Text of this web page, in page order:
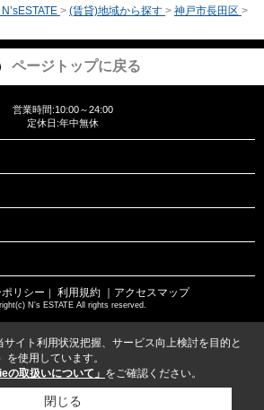
> (賃貸)地域から探す > 神戸市長田区 >
ページトップに戻る
営業時間:10:00～24:00
定休日:年中無休
リシー ｜ 利用規約 ｜アクセスマップ
N's ESTATE All rights reserved.
イト利用状況把握、サービス向上検討を目的と
使用しています。
の取扱いについて」 をご確認ください。
閉じる